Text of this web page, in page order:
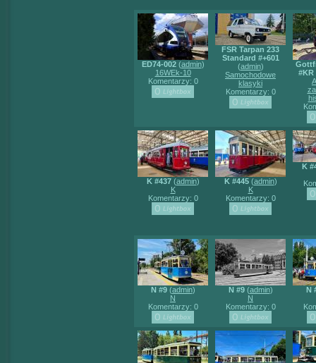
ED74-002(admin)
16WEk-10
Komentarzy: 0
FSR Tarpan 233
Standard #+601
(admin)
Samochodowe
klasyki
Komentarzy: 0
#KR
K #437(admin)
K
Komentarzy: 0
K #445(admin)
K
Komentarzy: 0
K
N #9(admin)
N
Komentarzy: 0
N #9(admin)
N
Komentarzy: 0
N